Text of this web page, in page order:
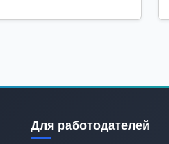
Для работодателей